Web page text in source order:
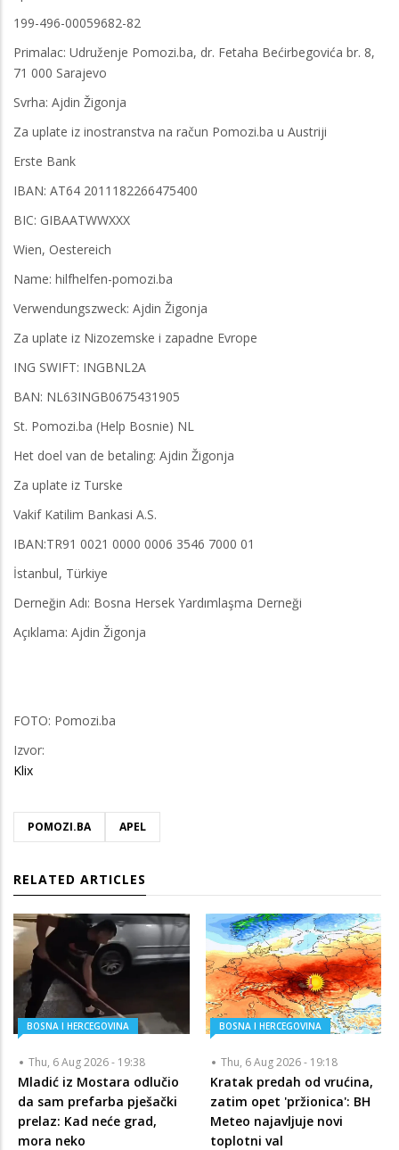
199-496-00059682-82
Primalac: Udruženje Pomozi.ba, dr. Fetaha Bećirbegovića br. 8,
71 000 Sarajevo
Svrha: Ajdin Žigonja
Za uplate iz inostranstva na račun Pomozi.ba u Austriji
Erste Bank
IBAN: AT64 2011182266475400
BIC: GIBAATWWXXX
Wien, Oestereich
Name: hilfhelfen-pomozi.ba
Verwendungszweck: Ajdin Žigonja
Za uplate iz Nizozemske i zapadne Evrope
ING SWIFT: INGBNL2A
BAN: NL63INGB0675431905
St. Pomozi.ba (Help Bosnie) NL
Het doel van de betaling: Ajdin Žigonja
Za uplate iz Turske
Vakif Katilim Bankasi A.S.
IBAN:TR91 0021 0000 0006 3546 7000 01
İstanbul, Türkiye
Derneğin Adı: Bosna Hersek Yardımlaşma Derneği
Açıklama: Ajdin Žigonja
FOTO: Pomozi.ba
Izvor:
Klix
POMOZI.BA APEL
RELATED ARTICLES
BOSNA I HERCEGOVINA
Thu, 6 Aug 2026 - 19:38
Mladić iz Mostara odlučio
da sam prefarba pješački
prelaz: Kad neće grad,
mora neko
BOSNA I HERCEGOVINA
Thu, 6 Aug 2026 - 19:18
Kratak predah od vrućina,
zatim opet 'pržionica': BH
Meteo najavljuje novi
toplotni val